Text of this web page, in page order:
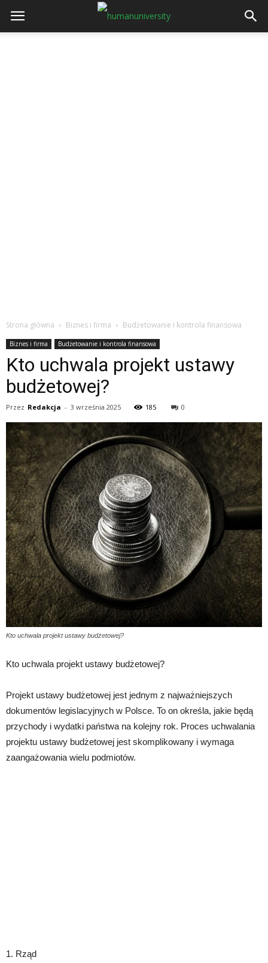
Strona główna Biznes i firma Budżetowanie i kontrola finansowa
Biznes i firma Budżetowanie i kontrola finansowa
Kto uchwala projekt ustawy
budżetowej?
Przez Redakcja - 3 września 2025 185 0
Kto uchwala projekt ustawy budżetowej?
Kto uchwala projekt ustawy budżetowej?
Projekt ustawy budżetowej jest jednym z najważniejszych
dokumentów legislacyjnych w Polsce. To on określa, jakie będą
przychody i wydatki państwa na kolejny rok. Proces uchwalania
projektu ustawy budżetowej jest skomplikowany i wymaga
zaangażowania wielu podmiotów.
1. Rząd